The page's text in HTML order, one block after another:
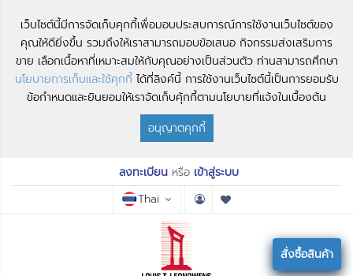
เว็บไซต์นี้มีการจัดเก็บคุกกี้เพื่อมอบประสบการณ์การใช้งานเว็บไซต์ของ
คุณให้ดียิ่งขึ้น รวมถึงให้เราสามารถมอบข้อเสนอ กิจกรรมส่งเสริมการ
ขาย เลือกเนื้อหาที่เหมาะสมให้กับคุณอย่างเป็นส่วนตัว ท่านสามารถศึกษา
นโยบายการเก็บและใช้คุกกี้ ได้ที่ลิงค์นี้ การใช้งานเว็บไซต์นี้เป็นการยอมรับ
ข้อกำหนดและยินยอมให้เราจัดเก็บคุ้กกี้ตามนโยบายที่แจ้งในเบื้องต้น
อนุญาตคุกกี้
ลงทะเบียนหรือ เข้าสู่ระบบ
Thai
สั่งซื้อสินค้า